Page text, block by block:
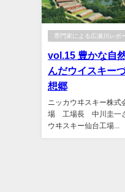
専門家による広瀬川レポ
vol.15 豊かな自
んだウイスキー
想郷
ニッカウヰスキー株式
場 工場長 中川圭一
ウヰスキー仙台工場...